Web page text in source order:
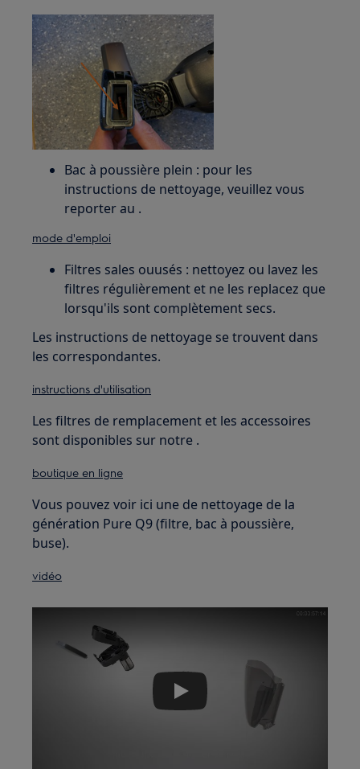
Bac à poussière plein : pour les
instructions de nettoyage, veuillez vous
reporter au .
mode d'emploi
Filtres sales ouusés : nettoyez ou lavez les
filtres régulièrement et ne les replacez que
lorsqu'ils sont complètement secs.
Les instructions de nettoyage se trouvent dans
les correspondantes.
instructions d'utilisation
Les filtres de remplacement et les accessoires
sont disponibles sur notre .
boutique en ligne
Vous pouvez voir ici une de nettoyage de la
génération Pure Q9 (filtre, bac à poussière,
buse).
vidéo
Play